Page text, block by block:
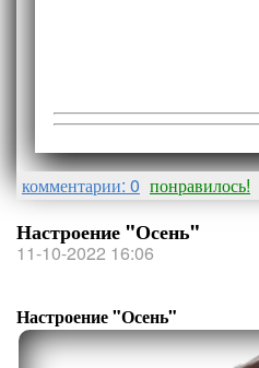
комментарии: 0 понравилось!
Настроение "Осень"
11-10-2022 16:06
Настроение "Осень"